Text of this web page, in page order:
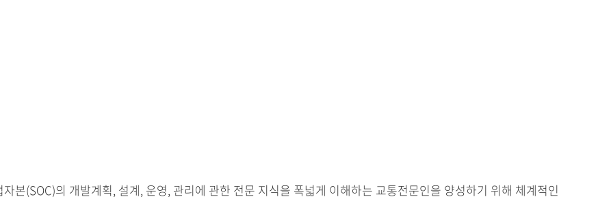
본(SOC)의 개발계획, 설계, 운영, 관리에 관한 전문 지식을 폭넓게 이해하는 교통전문인을 양성하기 위해 체계적인